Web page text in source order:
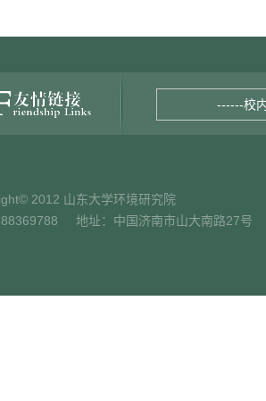
------校
2012 山东大学环境研究院
地址：中国济南市山大南路27号